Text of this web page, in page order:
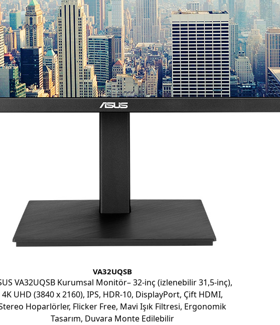
VA32UQSB
VA32UQSB Kurumsal Monitör– 32-inç (izlenebilir 31,5-inç),
4K UHD (3840 x 2160), IPS, HDR-10, DisplayPort, Çift HDMI,
Hoparlörler, Flicker Free, Mavi Işık Filtresi, Ergonomik
Tasarım, Duvara Monte Edilebilir